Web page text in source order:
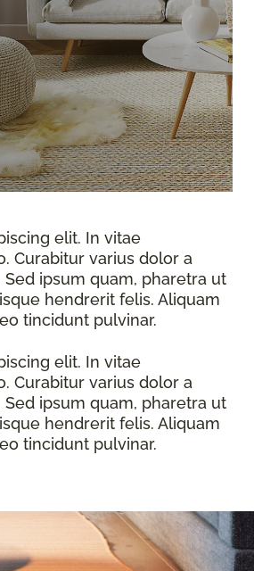
elit. In vitae
Curabitur varius dolor a
Sed ipsum quam, pharetra ut
hendrerit felis. Aliquam
tincidunt pulvinar.
elit. In vitae
Curabitur varius dolor a
Sed ipsum quam, pharetra ut
hendrerit felis. Aliquam
tincidunt pulvinar.